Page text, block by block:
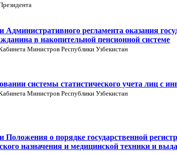
Административного регламента оказания
в накопительной пенсионной системе
Министров Республики Узбекистан
системы статистического учета лиц с
Министров Республики Узбекистан
Положения о порядке государственной
назначения и медицинской техники и